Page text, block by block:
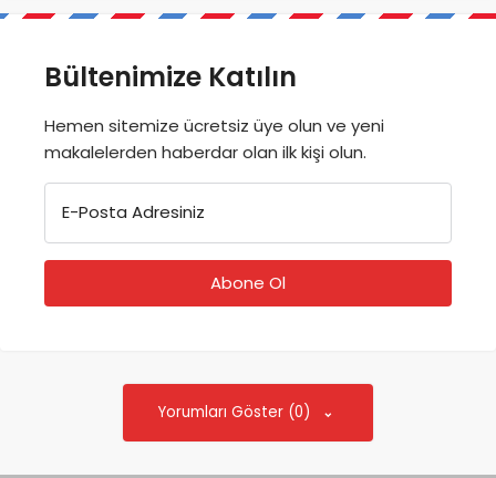
Bültenimize Katılın
Hemen sitemize ücretsiz üye olun ve yeni
makalelerden haberdar olan ilk kişi olun.
E-Posta Adresiniz
Yorumları Göster (0)